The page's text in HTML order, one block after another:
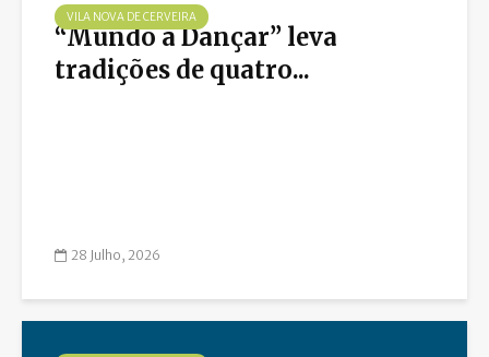
VILA NOVA DE CERVEIRA
“Mundo a Dançar” leva
tradições de quatro...
28 Julho, 2026